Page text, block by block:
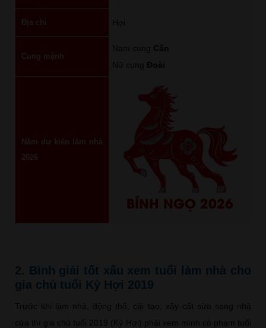
Địa chi Hợi
Cung mệnh
Nam cung Cấn
Nữ cung Đoài
Năm dự kiến làm nhà
2026
BÍNH NGỌ 2026
2. Bình giải tốt xấu xem tuổi làm nhà cho
gia chủ tuổi Kỷ Hợi 2019
Trước khi làm nhà, động thổ, cải tạo, xây cất sửa sang nhà
cửa thì gia chủ tuổi 2019 (Kỷ Hợi) phải xem mình có phạm tuổi